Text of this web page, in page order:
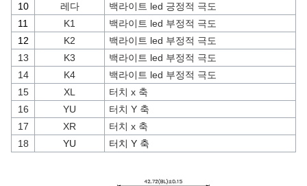
10
레다
백라이트 led 긍정적 극도
11
K1
백라이트 led 부정적 극도
12
K2
백라이트 led 부정적 극도
13
K3
백라이트 led 부정적 극도
14
K4
백라이트 led 부정적 극도
15
XL
터치 x 축
16
YU
터치 Y 축
17
XR
터치 x 축
18
YU 터치 Y 축